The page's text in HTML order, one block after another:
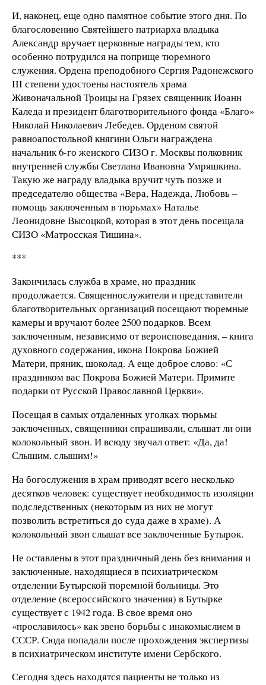
И, наконец, еще одно памятное событие этого дня. По
благословению Святейшего патриарха владыка
Александр вручает церковные награды тем, кто
особенно потрудился на поприще тюремного
служения. Ордена преподобного Сергия Радонежского
III степени удостоены настоятель храма
Живоначальной Троицы на Грязех священник Иоанн
Каледа и президент благотворительного фонда «Благо»
Николай Николаевич Лебедев. Орденом святой
равноапостольной княгини Ольги награждена
начальник 6-го женского СИЗО г. Москвы полковник
внутренней службы Светлана Ивановна Умряшкина.
Такую же награду владыка вручит чуть позже и
председателю общества «Вера, Надежда, Любовь –
помощь заключенным в тюрьмах» Наталье
Леонидовне Высоцкой, которая в этот день посещала
СИЗО «Матросская Тишина».
***
Закончилась служба в храме, но праздник
продолжается. Священнослужители и представители
благотворительных организаций посещают тюремные
камеры и вручают более 2500 подарков. Всем
заключенным, независимо от вероисповедания, – книга
духовного содержания, икона Покрова Божией
Матери, пряник, шоколад. А еще доброе слово: «С
праздником вас Покрова Божией Матери. Примите
подарки от Русской Православной Церкви».
Посещая в самых отдаленных уголках тюрьмы
заключенных, священники спрашивали, слышат ли они
колокольный звон. И всюду звучал ответ: «Да, да!
Слышим, слышим!»
На богослужения в храм приводят всего несколько
десятков человек: существует необходимость изоляции
подследственных (некоторым из них не могут
позволить встретиться до суда даже в храме). А
колокольный звон слышат все заключенные Бутырок.
Не оставлены в этот праздничный день без внимания и
заключенные, находящиеся в психиатрическом
отделении Бутырской тюремной больницы. Это
отделение (всероссийского значения) в Бутырке
существует с 1942 года. В свое время оно
«прославилось» как звено борьбы с инакомыслием в
СССР. Сюда попадали после прохождения экспертизы
в психиатрическом институте имени Сербского.
Сегодня здесь находятся пациенты не только из